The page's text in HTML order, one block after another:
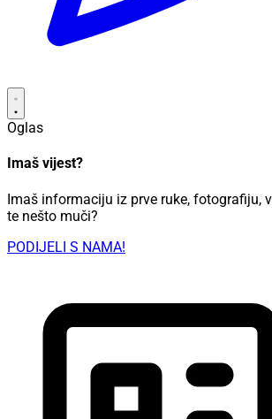
Oglas
Imaš vijest?
Imaš informaciju iz prve ruke, fotografiju,
te nešto muči?
PODIJELI S NAMA!